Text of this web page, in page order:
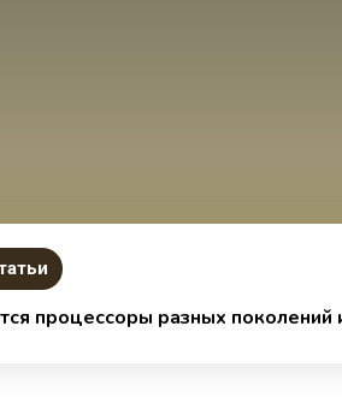
процессоры разных поколений